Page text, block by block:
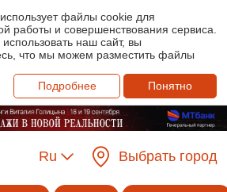
файлы cookie для
работы и совершенствования сервиса.
наш сайт, вы
что мы можем разместить файлы
Подробнее
Понятно
Ru Выбрать город